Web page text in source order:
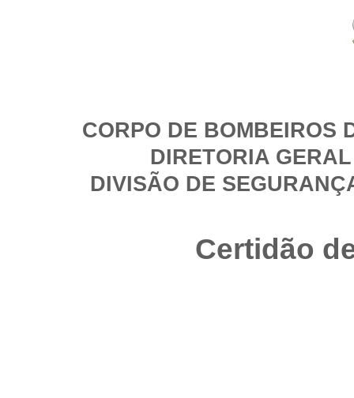
CORPO DE BOMBEIROS
DIRETORIA
DIVISÃO DE
Certidão